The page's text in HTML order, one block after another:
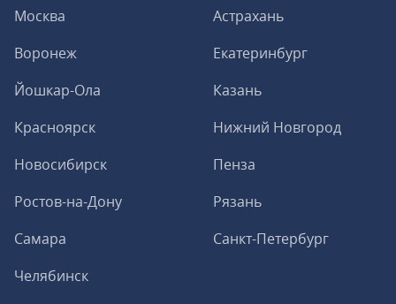
Москва
Астрахань
Воронеж
Екатеринбург
Йошкар-Ола
Казань
Красноярск
Нижний Новгород
Новосибирск
Пенза
Ростов-на-Дону
Рязань
Самара
Санкт-Петербург
Челябинск